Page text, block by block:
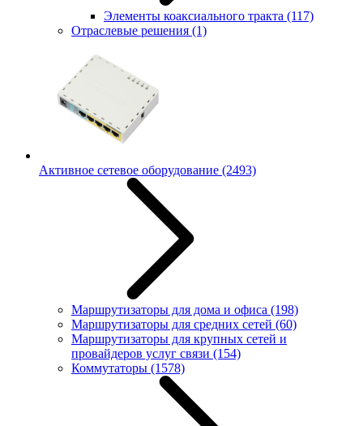
Элементы коаксиального тракта (117)
Отраслевые решения (1)
Активное сетевое оборудование (2493)
Маршрутизаторы для дома и офиса (198)
Маршрутизаторы для средних сетей (60)
Маршрутизаторы для крупных сетей и
провайдеров услуг связи (154)
Коммутаторы (1578)